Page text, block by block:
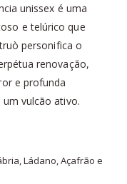
unissex é uma
e telúrico que
personifica o
renovação,
e profunda
vulcão ativo.
Ládano, Açafrão e